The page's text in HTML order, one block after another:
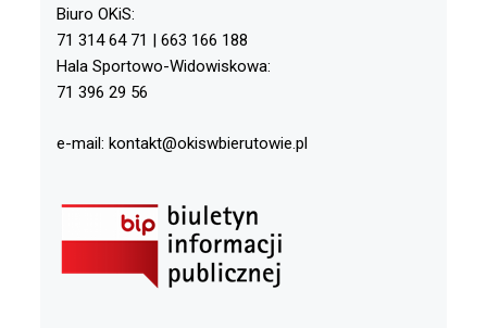
Biuro OKiS:
71 314 64 71 | 663 166 188
Hala Sportowo-Widowiskowa:
71 396 29 56
e-mail: kontakt@okiswbierutowie.pl